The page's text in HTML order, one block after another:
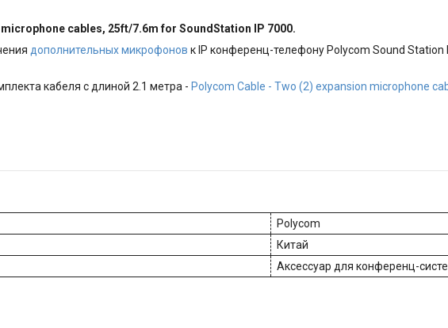
cables, 25ft/7.6m for SoundStation IP 7000.
дополнительных микрофонов к IP конференц-телефону Polycom Sound
кабеля с длиной 2.1 метра - Polycom Cable - Two (2) expansion microphone
Polycom
Китай
Аксессуар для конференц-